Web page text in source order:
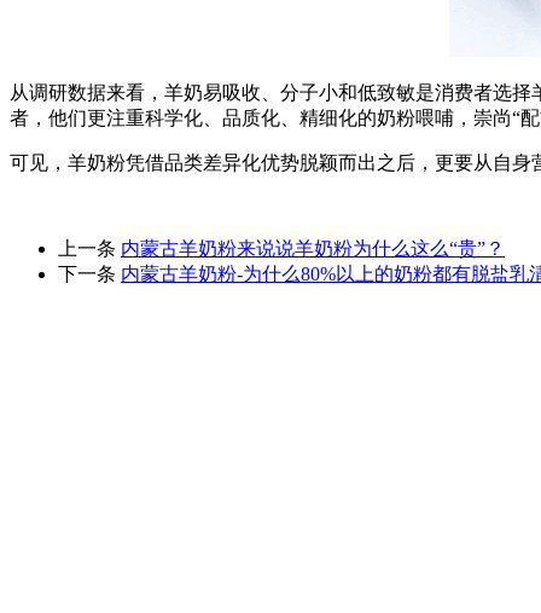
从调研数据来看，羊奶易吸收、分子小和低致敏是消费者选择
者，他们更注重科学化、品质化、精细化的奶粉喂哺，崇尚“
可见，羊奶粉凭借品类差异化优势脱颖而出之后，更要从自
上一条 内蒙古羊奶粉来说说羊奶粉为什么这么“贵”？
下一条 内蒙古羊奶粉-为什么80%以上的奶粉都有脱盐乳